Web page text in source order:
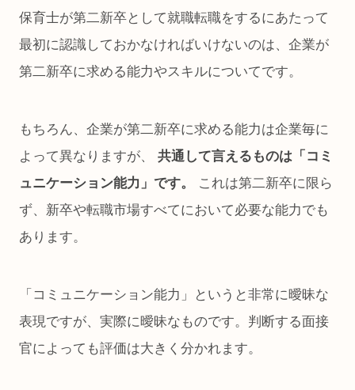
保育士が第二新卒として就職転職をするにあたって
最初に認識しておかなければいけないのは、企業が
第二新卒に求める能力やスキルについてです。
もちろん、企業が第二新卒に求める能力は企業毎に
よって異なりますが、 共通して言えるものは「コミ
ュニケーション能力」です。
これは第二新卒に限ら
ず、新卒や転職市場すべてにおいて必要な能力でも
あります。
「コミュニケーション能力」というと非常に曖昧な
表現ですが、実際に曖昧なものです。判断する面接
官によっても評価は大きく分かれます。